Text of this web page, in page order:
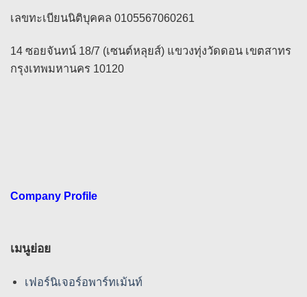
เลขทะเบียนนิติบุคคล 0105567060261
14 ซอยจันทน์ 18/7 (เซนต์หลุยส์) แขวงทุ่งวัดดอน เขตสาทร
กรุงเทพมหานคร 10120
Company Profile
เมนูย่อย
เฟอร์นิเจอร์อพาร์ทเม้นท์